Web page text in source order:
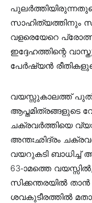
സാഹിത്യത്തിനും
വളരെയേറെ
ഇദ്ദേഹത്തിന്റെ
പേർഷ്യൻ
വയസ്സുകാലത്ത്
ആപ്തമിത്രങ്ങളുടെ
ചക്രവർത്തിയെ
അന്തഃഛിദ്രം
വയറുകടി
63-ാമത്തെ
സിക്കന്തരയിൽ താൻ
ശവകുടീരത്തിൽ